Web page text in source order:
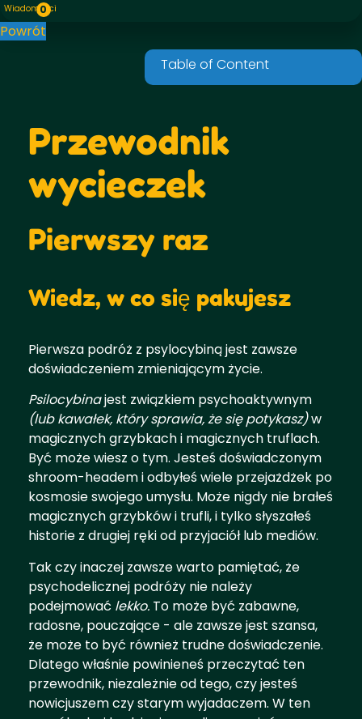
Wiadomości
0
Powrót
Przewodnik
wycieczek
Pierwszy raz
Wiedz, w co się pakujesz
Pierwsza podróż z psylocybiną jest zawsze
doświadczeniem zmieniającym życie.
Psilocybinajest związkiem psychoaktywnym
(lub kawałek, który sprawia, że się potykasz)w
magicznych grzybkach i magicznych truflach.
Być może wiesz o tym. Jesteś doświadczonym
shroom-headem i odbyłeś wiele przejażdżek po
kosmosie swojego umysłu. Może nigdy nie brałeś
magicznych grzybków i trufli, i tylko słyszałeś
historie z drugiej ręki od przyjaciół lub mediów.
Tak czy inaczej zawsze warto pamiętać, że
psychodelicznej podróży nie należy
podejmować lekko. To może być zabawne,
radosne, pouczające - ale zawsze jest szansa,
że może to być również trudne doświadczenie.
Dlatego właśnie powinieneś przeczytać ten
przewodnik, niezależnie od tego, czy jesteś
nowicjuszem czy starym wyjadaczem. W ten